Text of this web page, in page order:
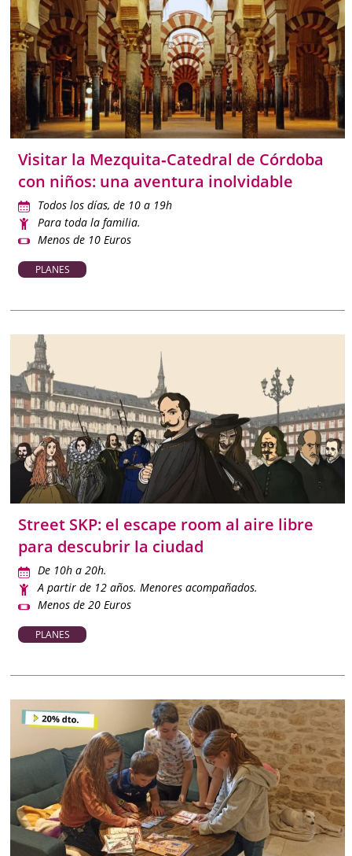
Visitar la Mezquita‑Catedral de Córdoba
con niños: una aventura inolvidable
Todos los días, de 10 a 19h
Para toda la familia.
Menos de 10 Euros
PLANES
Street SKP: el escape room al aire libre
para descubrir la ciudad
De 10h a 20h.
A partir de 12 años. Menores acompañados.
Menos de 20 Euros
PLANES